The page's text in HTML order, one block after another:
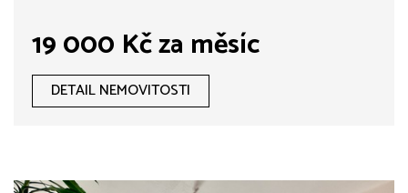
19 000 Kč za měsíc
DETAIL NEMOVITOSTI